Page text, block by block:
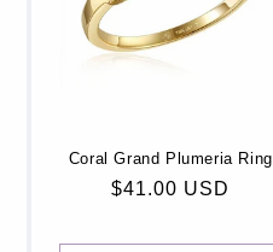
Coral Grand Plumeria Ring
Prix
$41.00 USD